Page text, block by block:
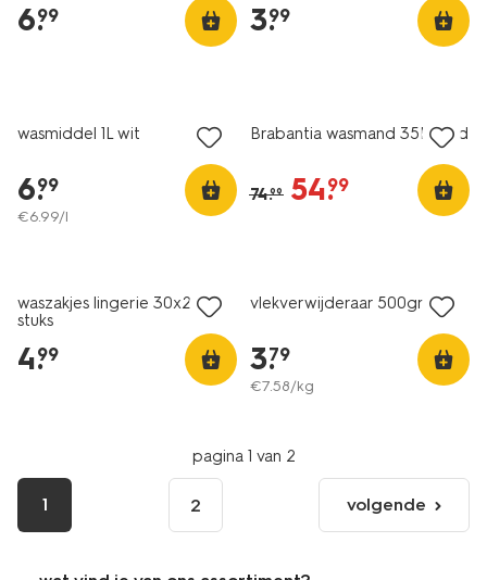
6.
99 3.
99
wasmiddel 1L wit
6.
99
€6.99/l
Brabantia wasmand 35L zand
74.99 54.
99
waszakjes lingerie 30x22 - 2
stuks
4.
99
vlekverwijderaar 500gram
3.
79
€7.58/kg
pagina 1 van 2
1 2
volgende
pagina
volgende